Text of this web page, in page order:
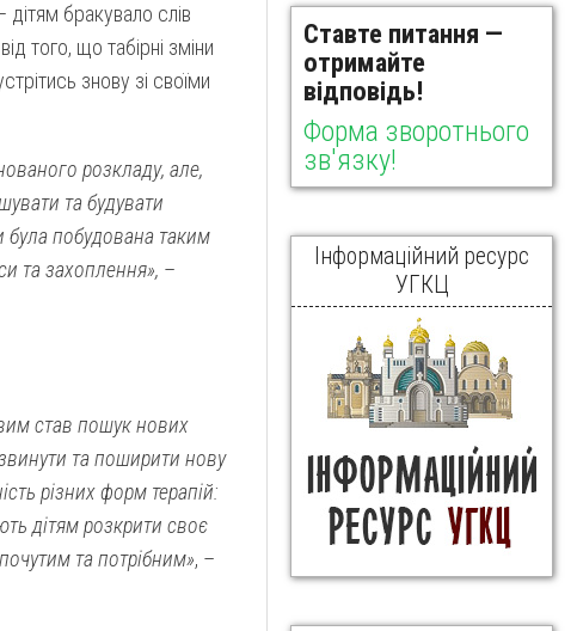
дітям бракувало слів
того, що табірні зміни
знову зі своїми
розкладу, але,
та будувати
була побудована таким
та захоплення», –
став пошук нових
та поширити нову
різних форм терапій:
дітям розкрити своє
та потрібним», –
Ставте питання —
отримайте
відповідь!
Форма зворотнього
зв'язку!
Інформаційний ресурс
УГКЦ